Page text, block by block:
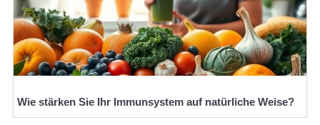
Wie stärken Sie Ihr Immunsystem auf natürliche Weise?